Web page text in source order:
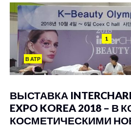
1
В АТР
ВЫСТАВКА
EXPO KOREA 2018 – В
КОСМЕТИЧЕСКИМИ